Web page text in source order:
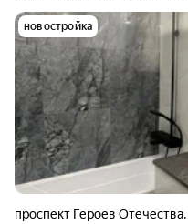
новостройка
проспект Героев Отечества,